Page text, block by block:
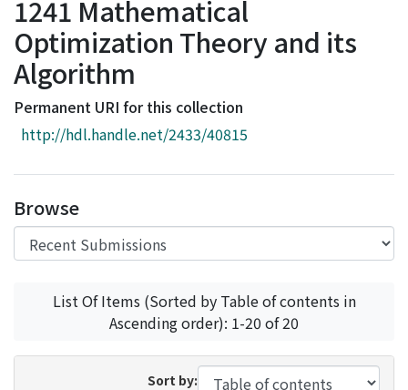
Browse
Download Ranking
Access Statistics
Library Network
1241 Mathematical
Optimization Theory and its
Algorithm
Permanent URI for this collection
http://hdl.handle.net/2433/40815
Browse
List Of Items (Sorted by Table of contents in
Ascending order): 1-20 of 20
Sort by: